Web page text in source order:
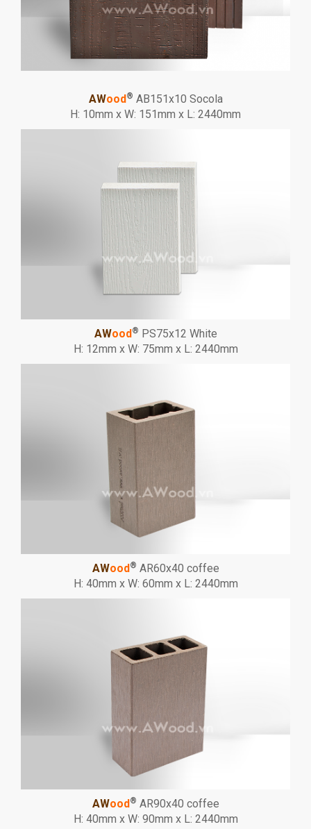
AWood® AB151x10 Socola
H: 10mm x W: 151mm x L: 2440mm
AWood® PS75x12 White
H: 12mm x W: 75mm x L: 2440mm
AWood® AR60x40 coffee
H: 40mm x W: 60mm x L: 2440mm
AWood® AR90x40 coffee
H: 40mm x W: 90mm x L: 2440mm